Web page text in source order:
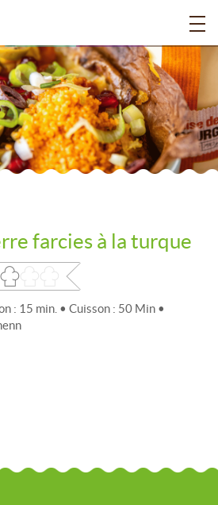
farcies à la turque
: 15 min. • Cuisson : 50 Min •